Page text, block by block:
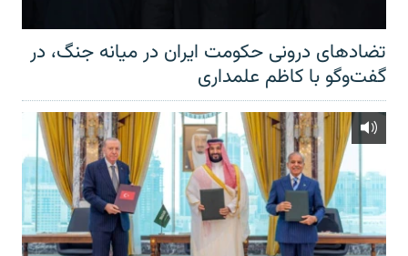
تضادهای درونی حکومت ایران در میانه جنگ، در
گفت‌‌وگو با کاظم علمداری